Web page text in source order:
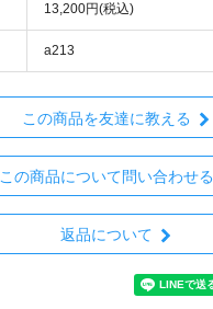
13,200円(税込)
a213
この商品を友達に教える
この商品について問い合わせる
返品について